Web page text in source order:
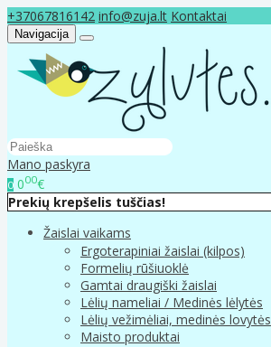
+37067816142 info@zuja.lt Kontaktai
Navigacija
Mano paskyra
0 000€
Prekių krepšelis tuščias!
Žaislai vaikams
Ergoterapiniai žaislai (kilpos)
Formelių rūšiuoklė
Gamtai draugiški žaislai
Lėlių nameliai / Medinės lėlytės
Lėlių vežimėliai, medinės lovytės
Maisto produktai